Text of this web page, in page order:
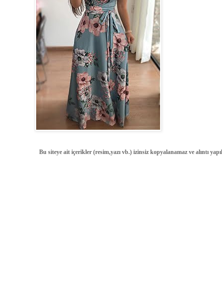
Bu siteye ait içerikler (resim,yazı vb.) izinsiz kopyalanamaz ve alıntı